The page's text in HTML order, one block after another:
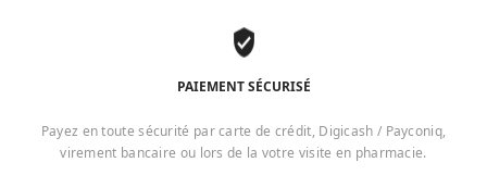
PAIEMENT SÉCURISÉ
Payez en toute sécurité par carte de crédit, Digicash / Payconiq,
virement bancaire ou lors de la votre visite en pharmacie.